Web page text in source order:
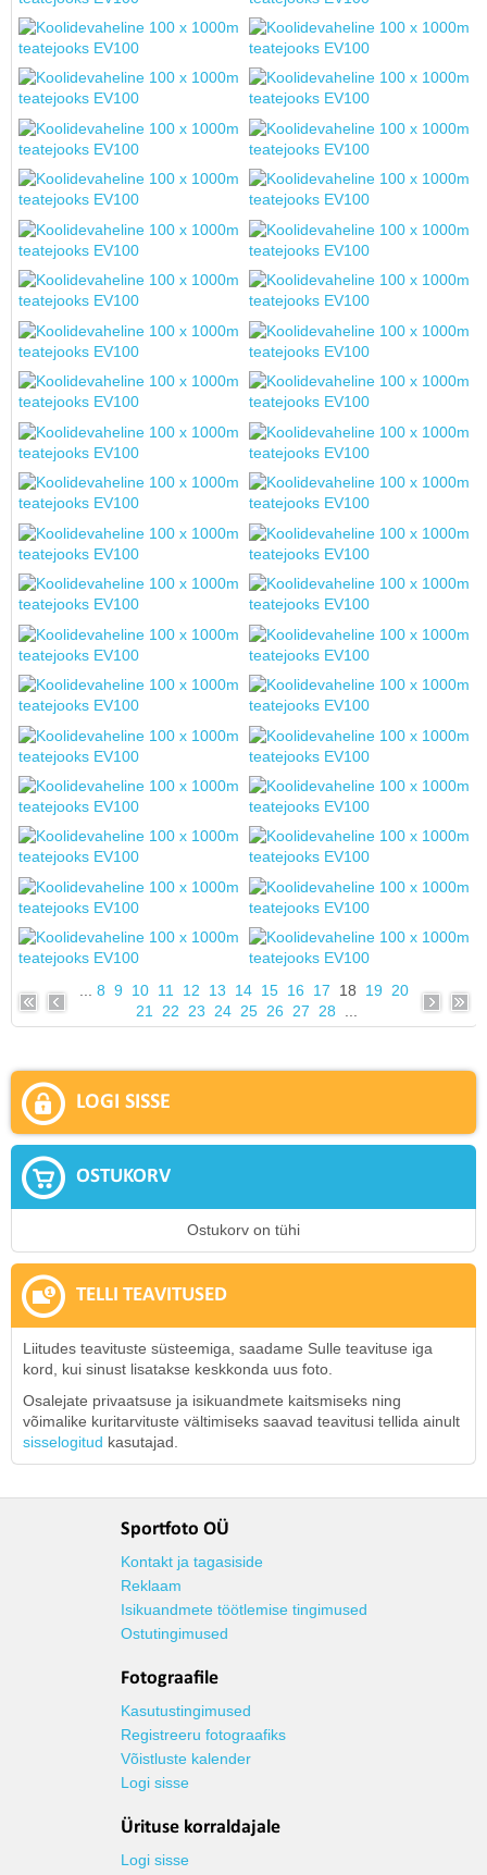
...8 9 10 11 12 13 14 15 16 17 18 19
20
21
22 23 24 25 26 27 28
LOGI SISSE
OSTUKORV
Ostukorv on tühi
TELLI TEAVITUSED
Liitudes teavituste süsteemiga, saadame Sulle teavituse iga
kord, kui sinust lisatakse keskkonda uus foto.
Osalejate privaatsuse ja isikuandmete kaitsmiseks ning
võimalike kuritarvituste vältimiseks saavad teavitusi tellida ainult
sisselogitud kasutajad.
Sportfoto OÜ
Kontakt ja tagasiside
Reklaam
Isikuandmete töötlemise tingimused
Ostutingimused
Fotograafile
Kasutustingimused
Registreeru fotograafiks
Võistluste kalender
Logi sisse
Ürituse korraldajale
Logi sisse